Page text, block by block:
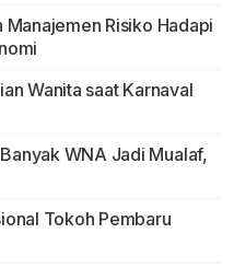
Manajemen Risiko Hadapi
Wanita saat Karnaval
WNA Jadi Mualaf,
Tokoh Pembaru